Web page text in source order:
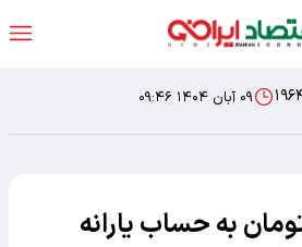
۰۹ آبان ۱۴۰۴ ۰۹:۴۶
تومان به حساب یارانه